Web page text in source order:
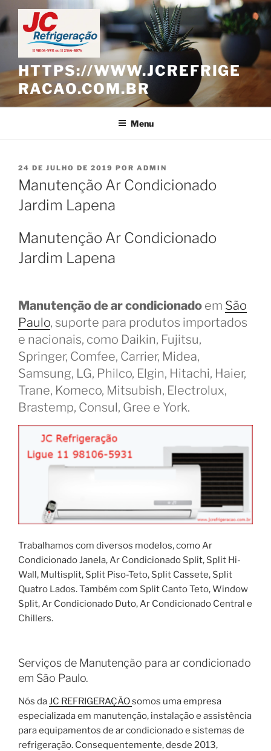
Pular
para
o
conteúdo
HTTPS://WWW.JCREFRIGE
RACAO.COM.BR
Menu
PUBLICADO
EM
24 DE JULHO DE 2019 POR ADMIN
Manutenção Ar Condicionado
Jardim Lapena
Manutenção Ar Condicionado
Jardim Lapena
Manutenção de ar condicionado em São
Paulo, suporte para produtos importados
e nacionais, como Daikin, Fujitsu,
Springer, Comfee, Carrier, Midea,
Samsung, LG, Philco, Elgin, Hitachi, Haier,
Trane, Komeco, Mitsubish, Electrolux,
Brastemp, Consul, Gree e York.
Trabalhamos com diversos modelos, como Ar
Condicionado Janela, Ar Condicionado Split, Split Hi-
Wall, Multisplit, Split Piso-Teto, Split Cassete, Split
Quatro Lados. Também com Split Canto Teto, Window
Split, Ar Condicionado Duto, Ar Condicionado Central e
Chillers.
Serviços de Manutenção para ar condicionado
em São Paulo.
Nós daJC REFRIGERAÇÃOsomos uma empresa
especializada em manutenção, instalação e assistência
para equipamentos de ar condicionado e sistemas de
refrigeração. Consequentemente, desde 2013,